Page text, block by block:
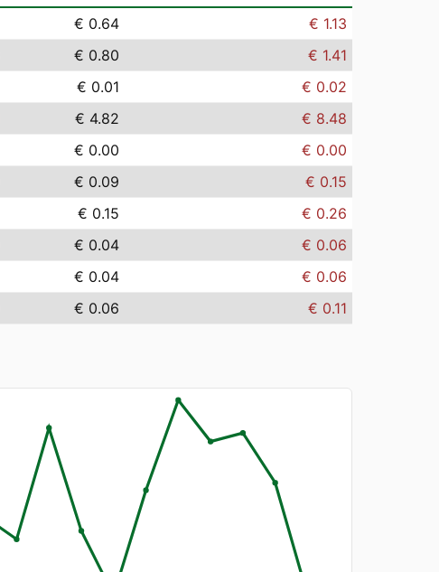
€ 0.64
€ 1.13
€ 0.80
€ 1.41
€ 0.01
€ 0.02
€ 4.82
€ 8.48
€ 0.00
€ 0.00
€ 0.09
€ 0.15
€ 0.15
€ 0.26
€ 0.04
€ 0.06
€ 0.04
€ 0.06
€ 0.06 € 0.11